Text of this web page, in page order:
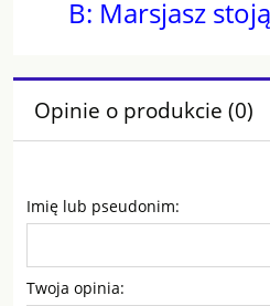
B: Marsjasz
Opinie o produkcie (0)
Imię lub pseudonim:
Twoja opinia: